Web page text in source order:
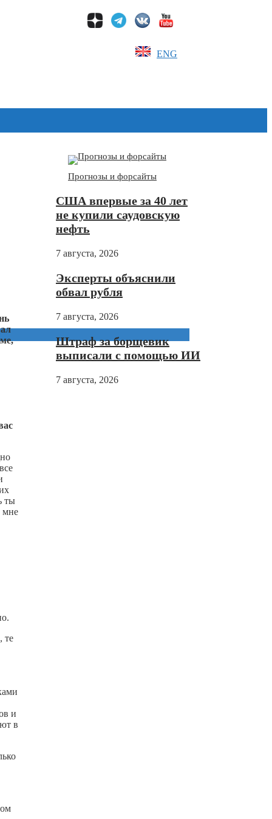
ENG
ты
мне
те
и
в
Прогнозы и форсайты
США впервые за 40 лет
не купили саудовскую
нефть
7 августа, 2026
Эксперты объяснили
обвал рубля
7 августа, 2026
Штраф за борщевик
выписали с помощью ИИ
7 августа, 2026